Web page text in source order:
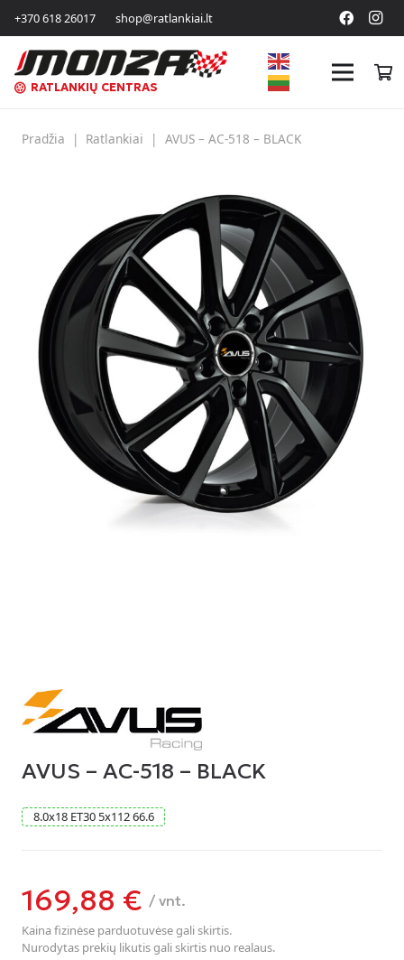
+370 618 26017 shop@ratlankiai.lt
RATLANKIŲ CENTRAS
Pradžia | Ratlankiai | AVUS – AC-518 – BLACK
AVUS – AC-518 – BLACK
8.0x18 ET30 5x11266.6
169,88 € / vnt.
Kaina fizinėse parduotuvėse gali skirtis.
Nurodytas prekių likutis gali skirtis nuo realaus.